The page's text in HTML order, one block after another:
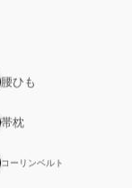
腰ひも
帯枕